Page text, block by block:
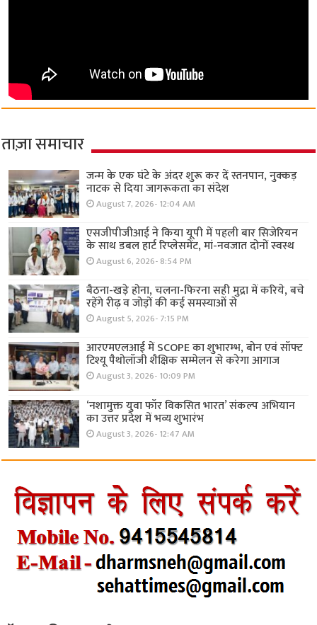
ताज़ा समाचार
जन्म के एक घंटे के अंदर शुरू कर दें स्तनपान, नुक्कड़
नाटक से दिया जागरूकता का संदेश
August 7, 2026- 12:04 AM
एसजीपीजीआई ने किया यूपी में पहली बार सिजेरियन
के साथ डबल हार्ट रिप्लेसमेंट, मां-नवजात दोनों स्वस्थ
August 6, 2026- 8:54 PM
बैठना-खड़े होना, चलना-फिरना सही मुद्रा में करिये, बचे
रहेंगे रीढ़ व जोड़ों की कई समस्याओं से
August 5, 2026- 7:15 PM
आरएमएलआई में SCOPE का शुभारम्भ, बोन एवं सॉफ्ट
टिश्यू पैथोलॉजी शैक्षिक सम्मेलन से करेगा आगाज
August 3, 2026- 10:09 PM
‘नशामुक्त युवा फॉर विकसित भारत’ संकल्प अभियान
का उत्तर प्रदेश में भव्य शुभारंभ
August 3, 2026- 12:47 AM